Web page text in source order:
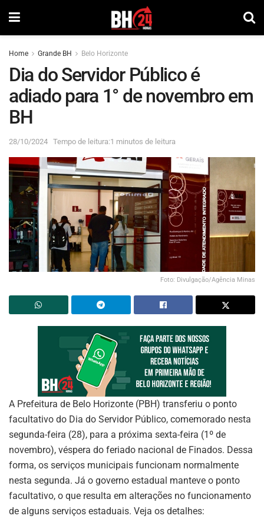
Home Grande BH Belo Horizonte
Dia do Servidor Público é
adiado para 1° de novembro em
BH
28/10/2024 Tempo de leitura:1 minutos de leitura
Foto: Divulgação/Agência Minas
A Prefeitura de Belo Horizonte (PBH) transferiu o ponto
facultativo do Dia do Servidor Público, comemorado nesta
segunda-feira (28), para a próxima sexta-feira (1º de
novembro), véspera do feriado nacional de Finados. Dessa
forma, os serviços municipais funcionam normalmente
nesta segunda. Já o governo estadual manteve o ponto
facultativo, o que resulta em alterações no funcionamento
de alguns serviços estaduais. Veja os detalhes: